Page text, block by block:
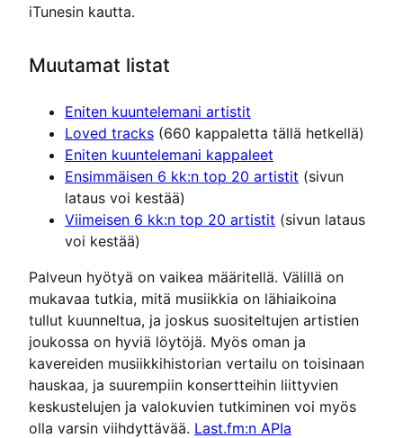
iTunesin kautta.
Muutamat listat
Eniten kuuntelemani artistit
Loved tracks (660 kappaletta tällä hetkellä)
Eniten kuuntelemani kappaleet
Ensimmäisen 6 kk:n top 20 artistit (sivun
lataus voi kestää)
Viimeisen 6 kk:n top 20 artistit (sivun lataus
voi kestää)
Palveun hyötyä on vaikea määritellä. Välillä on
mukavaa tutkia, mitä musiikkia on lähiaikoina
tullut kuunneltua, ja joskus suositeltujen artistien
joukossa on hyviä löytöjä. Myös oman ja
kavereiden musiikkihistorian vertailu on toisinaan
hauskaa, ja suurempiin konsertteihin liittyvien
keskustelujen ja valokuvien tutkiminen voi myös
olla varsin viihdyttävää. Last.fm:n APIa